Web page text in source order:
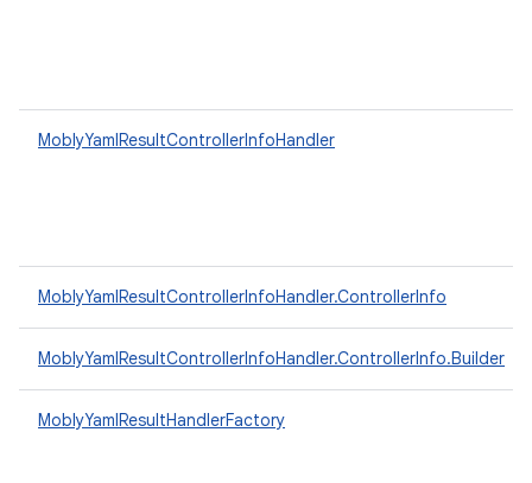
MoblyYamlResultControllerInfoHandler
MoblyYamlResultControllerInfoHandler.ControllerInfo
MoblyYamlResultControllerInfoHandler.ControllerInfo.Builder
MoblyYamlResultHandlerFactory